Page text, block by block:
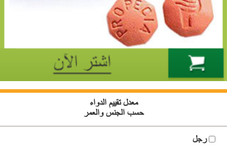
معدل تقييم الدواء
حسب الجنس والعمر
رجل